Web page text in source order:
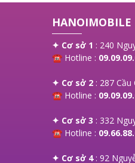
HANOIMOBILE
✦ Cơ sở 1 : 240
☎ Hotline :
✦ Cơ sở 2 : 287 Cầu
☎ Hotline :
✦ Cơ sở 3 : 332
☎ Hotline :
✦ Cơ sở 4: 92